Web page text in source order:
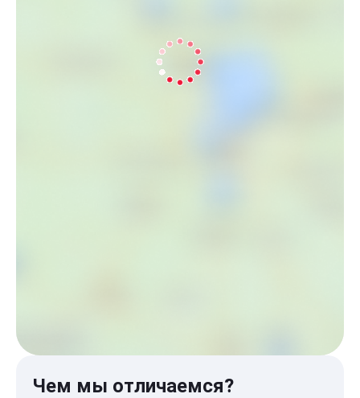
Чем мы отличаемся?